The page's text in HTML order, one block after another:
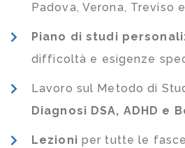
Padova, Verona, Treviso
Piano di studi
difficoltà e esigenze
Lavoro sul Metodo di
Diagnosi DSA, ADHD e
Lezioni per tutte le fasce